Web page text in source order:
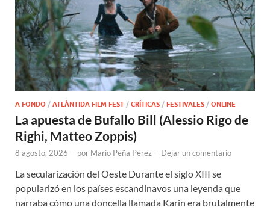
A FONDO / ATLÁNTIDA FILM FEST / CRÍTICAS / FESTIVALES / ONLINE
La apuesta de Bufallo Bill (Alessio Rigo de
Righi, Matteo Zoppis)
8 agosto, 2026 - por Mario Peña Pérez - Dejar un comentario
La secularización del Oeste Durante el siglo XIII se
popularizó en los países escandinavos una leyenda que
narraba cómo una doncella llamada Karin era brutalmente